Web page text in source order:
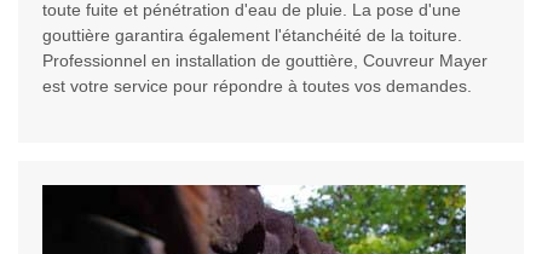
toute fuite et pénétration d'eau de pluie. La pose d'une
gouttière garantira également l'étanchéité de la toiture.
Professionnel en installation de gouttière, Couvreur Mayer
est votre service pour répondre à toutes vos demandes.